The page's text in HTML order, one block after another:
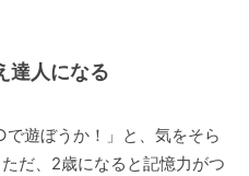
達人になる
遊ぼうか！」と、気をそら
だ、2歳になると記憶力がつ